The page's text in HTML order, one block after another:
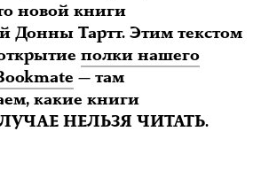
новой книги
Донны Тартт. Этим текстом
полки нашего
— там
какие книги
НЕЛЬЗЯ ЧИТАТЬ.